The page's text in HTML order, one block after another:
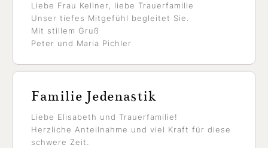
Liebe Frau Kellner, liebe Trauerfamilie
Unser tiefes Mitgefühl begleitet Sie.
Mit stillem Gruß
Peter und Maria Pichler
Familie Jedenastik
Liebe Elisabeth und Trauerfamilie!
Herzliche Anteilnahme und viel Kraft für diese
schwere Zeit.